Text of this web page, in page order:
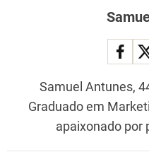
Samuel Antunes,
Graduado em
apaixonado por